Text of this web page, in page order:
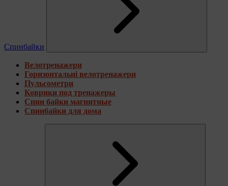
Спинбайки
Велотренажери
Горизонтальні велотренажери
Пульсометри
Коврики под тренажеры
Спин байки магнитные
Спинбайки для дома